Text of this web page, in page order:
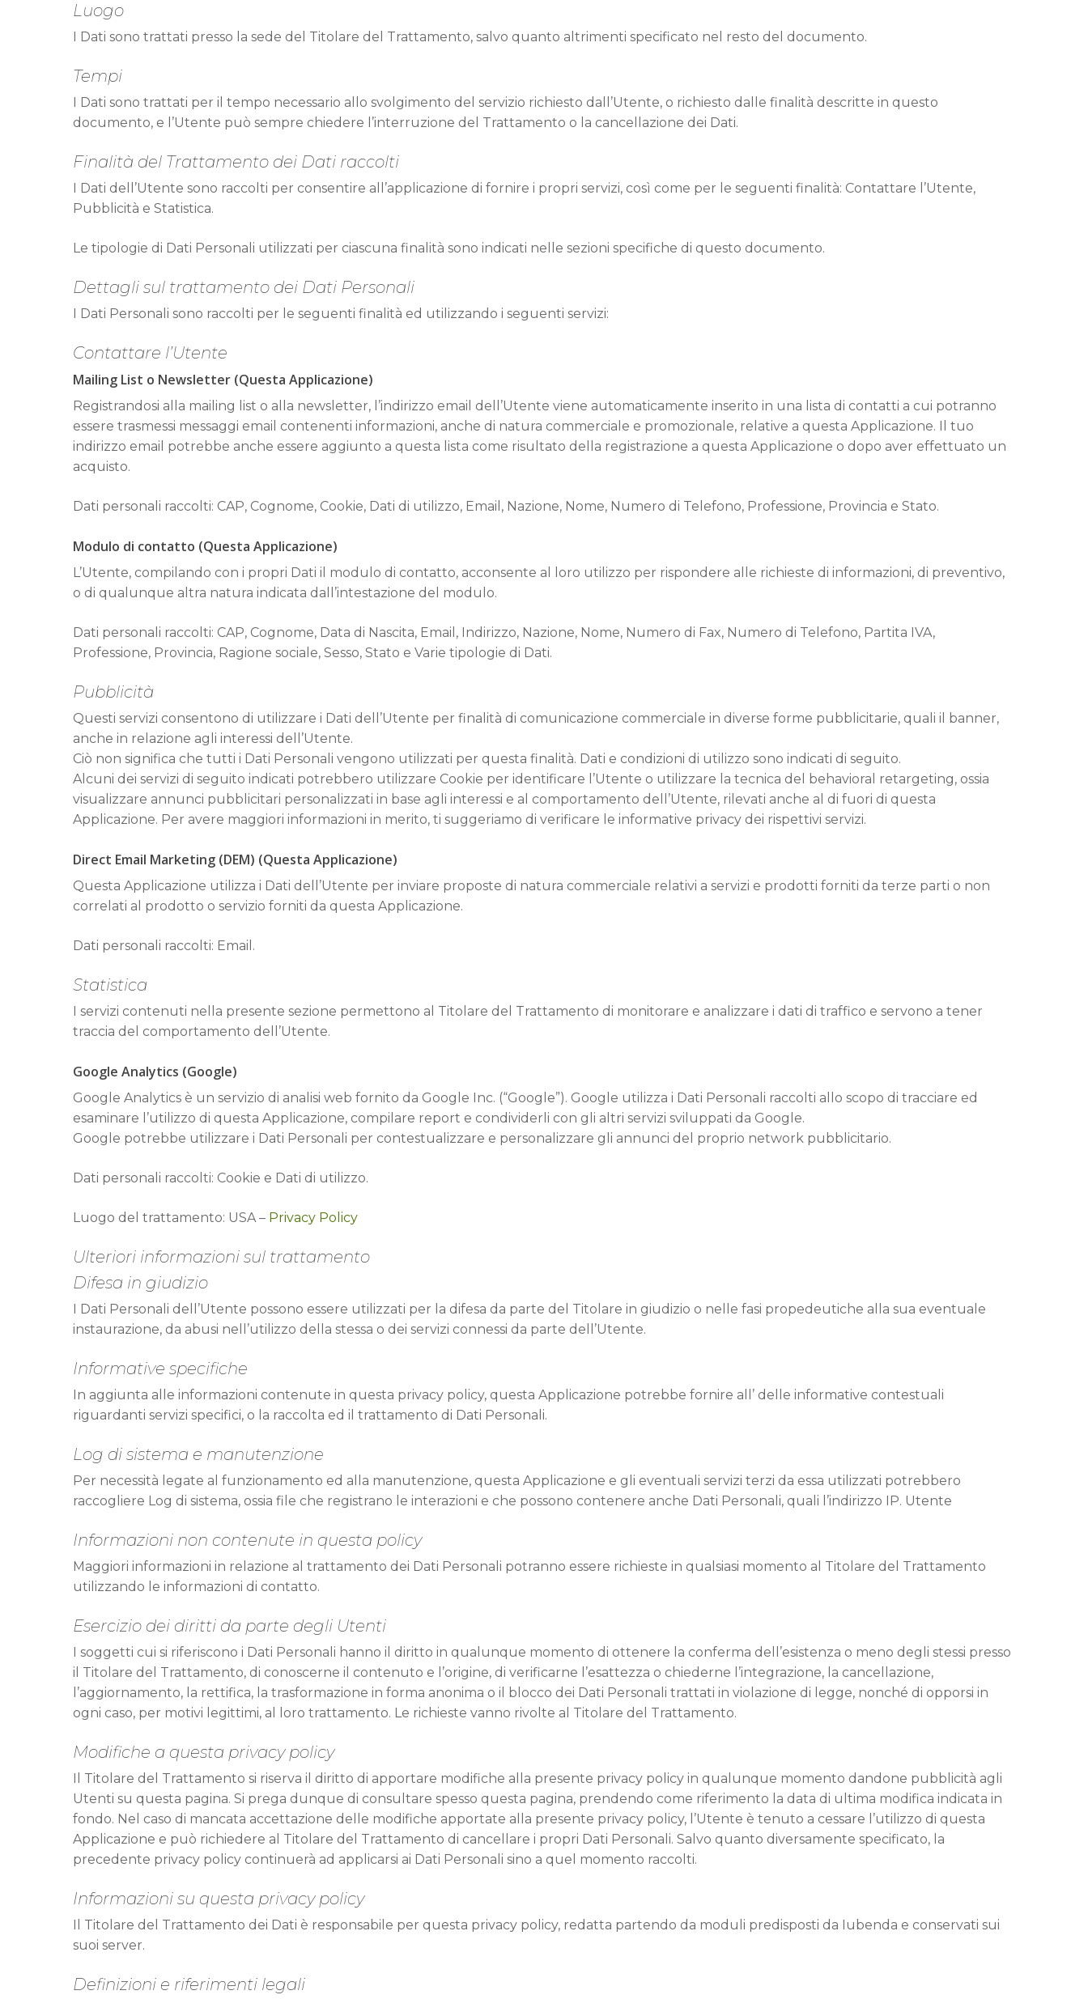
Luogo
I Dati sono trattati presso la sede del Titolare del Trattamento, salvo quanto altrimenti specificato nel resto del documento.
Tempi
I Dati sono trattati per il tempo necessario allo svolgimento del servizio richiesto dall’Utente, o richiesto dalle finalità descritte in questo
documento, e l’Utente può sempre chiedere l’interruzione del Trattamento o la cancellazione dei Dati.
Finalità del Trattamento dei Dati raccolti
I Dati dell’Utente sono raccolti per consentire all’applicazione di fornire i propri servizi, così come per le seguenti finalità: Contattare l’Utente,
Pubblicità e Statistica.
Le tipologie di Dati Personali utilizzati per ciascuna finalità sono indicati nelle sezioni specifiche di questo documento.
Dettagli sul trattamento dei Dati Personali
I Dati Personali sono raccolti per le seguenti finalità ed utilizzando i seguenti servizi:
Contattare l’Utente
Mailing List o Newsletter (Questa Applicazione)
Registrandosi alla mailing list o alla newsletter, l’indirizzo email dell’Utente viene automaticamente inserito in una lista di contatti a cui potranno
essere trasmessi messaggi email contenenti informazioni, anche di natura commerciale e promozionale, relative a questa Applicazione. Il tuo
indirizzo email potrebbe anche essere aggiunto a questa lista come risultato della registrazione a questa Applicazione o dopo aver effettuato un
acquisto.
Dati personali raccolti: CAP, Cognome, Cookie, Dati di utilizzo, Email, Nazione, Nome, Numero di Telefono, Professione, Provincia e Stato.
Modulo di contatto (Questa Applicazione)
L’Utente, compilando con i propri Dati il modulo di contatto, acconsente al loro utilizzo per rispondere alle richieste di informazioni, di preventivo,
o di qualunque altra natura indicata dall’intestazione del modulo.
Dati personali raccolti: CAP, Cognome, Data di Nascita, Email, Indirizzo, Nazione, Nome, Numero di Fax, Numero di Telefono, Partita IVA,
Professione, Provincia, Ragione sociale, Sesso, Stato e Varie tipologie di Dati.
Pubblicità
Questi servizi consentono di utilizzare i Dati dell’Utente per finalità di comunicazione commerciale in diverse forme pubblicitarie, quali il banner,
anche in relazione agli interessi dell’Utente.
Ciò non significa che tutti i Dati Personali vengono utilizzati per questa finalità. Dati e condizioni di utilizzo sono indicati di seguito.
Alcuni dei servizi di seguito indicati potrebbero utilizzare Cookie per identificare l’Utente o utilizzare la tecnica del behavioral retargeting, ossia
visualizzare annunci pubblicitari personalizzati in base agli interessi e al comportamento dell’Utente, rilevati anche al di fuori di questa
Applicazione. Per avere maggiori informazioni in merito, ti suggeriamo di verificare le informative privacy dei rispettivi servizi.
Direct Email Marketing (DEM) (Questa Applicazione)
Questa Applicazione utilizza i Dati dell’Utente per inviare proposte di natura commerciale relativi a servizi e prodotti forniti da terze parti o non
correlati al prodotto o servizio forniti da questa Applicazione.
Dati personali raccolti: Email.
Statistica
I servizi contenuti nella presente sezione permettono al Titolare del Trattamento di monitorare e analizzare i dati di traffico e servono a tener
traccia del comportamento dell’Utente.
Google Analytics (Google)
Google Analytics è un servizio di analisi web fornito da Google Inc. (“Google”). Google utilizza i Dati Personali raccolti allo scopo di tracciare ed
esaminare l’utilizzo di questa Applicazione, compilare report e condividerli con gli altri servizi sviluppati da Google.
Google potrebbe utilizzare i Dati Personali per contestualizzare e personalizzare gli annunci del proprio network pubblicitario.
Dati personali raccolti: Cookie e Dati di utilizzo.
Luogo del trattamento: USA – Privacy Policy
Ulteriori informazioni sul trattamento
Difesa in giudizio
I Dati Personali dell’Utente possono essere utilizzati per la difesa da parte del Titolare in giudizio o nelle fasi propedeutiche alla sua eventuale
instaurazione, da abusi nell’utilizzo della stessa o dei servizi connessi da parte dell’Utente.
Informative specifiche
In aggiunta alle informazioni contenute in questa privacy policy, questa Applicazione potrebbe fornire all’ delle informative contestuali
riguardanti servizi specifici, o la raccolta ed il trattamento di Dati Personali.
Log di sistema e manutenzione
Per necessità legate al funzionamento ed alla manutenzione, questa Applicazione e gli eventuali servizi terzi da essa utilizzati potrebbero
raccogliere Log di sistema, ossia file che registrano le interazioni e che possono contenere anche Dati Personali, quali l’indirizzo IP. Utente
Informazioni non contenute in questa policy
Maggiori informazioni in relazione al trattamento dei Dati Personali potranno essere richieste in qualsiasi momento al Titolare del Trattamento
utilizzando le informazioni di contatto.
Esercizio dei diritti da parte degli Utenti
I soggetti cui si riferiscono i Dati Personali hanno il diritto in qualunque momento di ottenere la conferma dell’esistenza o meno degli stessi presso
il Titolare del Trattamento, di conoscerne il contenuto e l’origine, di verificarne l’esattezza o chiederne l’integrazione, la cancellazione,
l’aggiornamento, la rettifica, la trasformazione in forma anonima o il blocco dei Dati Personali trattati in violazione di legge, nonché di opporsi in
ogni caso, per motivi legittimi, al loro trattamento. Le richieste vanno rivolte al Titolare del Trattamento.
Modifiche a questa privacy policy
Il Titolare del Trattamento si riserva il diritto di apportare modifiche alla presente privacy policy in qualunque momento dandone pubblicità agli
Utenti su questa pagina. Si prega dunque di consultare spesso questa pagina, prendendo come riferimento la data di ultima modifica indicata in
fondo. Nel caso di mancata accettazione delle modifiche apportate alla presente privacy policy, l’Utente è tenuto a cessare l’utilizzo di questa
Applicazione e può richiedere al Titolare del Trattamento di cancellare i propri Dati Personali. Salvo quanto diversamente specificato, la
precedente privacy policy continuerà ad applicarsi ai Dati Personali sino a quel momento raccolti.
Informazioni su questa privacy policy
Il Titolare del Trattamento dei Dati è responsabile per questa privacy policy, redatta partendo da moduli predisposti da Iubenda e conservati sui
suoi server.
Definizioni e riferimenti legali